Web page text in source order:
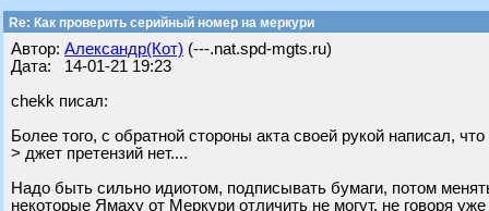
Re: Как проверить серийный номер на меркури
Автор: Александр(Кот) (---.nat.spd-mgts.ru)
Дата: 14-01-21 19:23
chekk писал:
Более того, с обратной стороны акта своей рукой написал,
> джет претензий нет....
Надо быть сильно идиотом, подписывать бумаги, потом
некоторые Ямаху от Меркури отличить не могут, не говоря